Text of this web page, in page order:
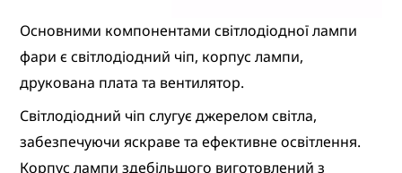
Основними компонентами світлодіодної лампи
фари є світлодіодний чіп, корпус лампи,
друкована плата та вентилятор.
Світлодіодний чіп слугує джерелом світла,
забезпечуючи яскраве та ефективне освітлення.
Корпус лампи здебільшого виготовлений з